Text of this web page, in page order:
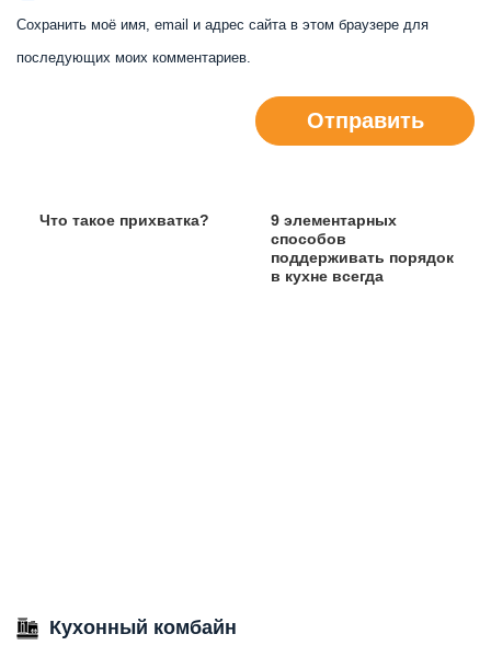
Сохранить моё имя, email и адрес сайта в этом браузере для
последующих моих комментариев.
Отправить
Что такое прихватка?
9 элементарных
способов
поддерживать порядок
в кухне всегда
Кухонный комбайн